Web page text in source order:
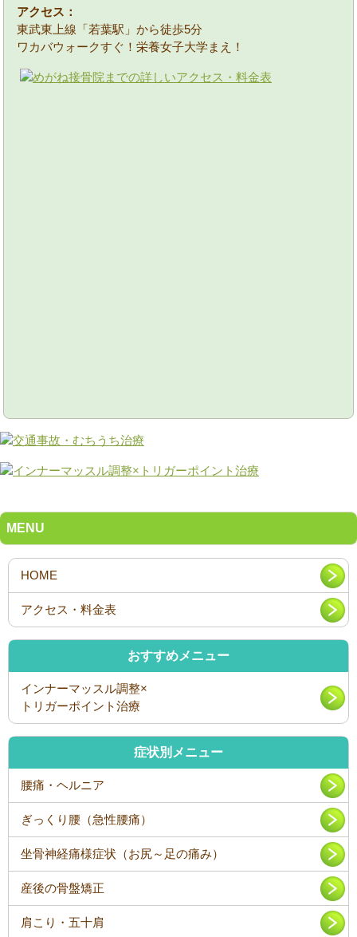
アクセス：
東武東上線「若葉駅」から徒歩5分
ワカバウォークすぐ！栄養女子大学まえ！
MENU
おすすめメニュー
インナーマッスル調整×
トリガーポイント治療
症状別メニュー
腰痛・ヘルニア
ぎっくり腰（急性腰痛）
坐骨神経痛様症状（お尻～足の痛み）
産後の骨盤矯正
肩こり・五十肩